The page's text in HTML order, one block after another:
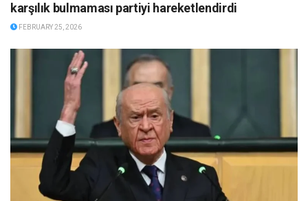
karşılık bulmaması partiyi hareketlendirdi
FEBRUARY 25, 2026